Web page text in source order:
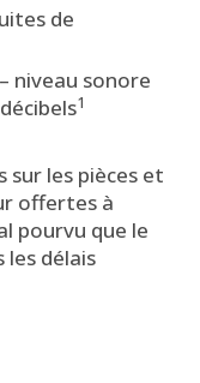
de
niveau sonore
1
sur les pièces et
offertes à
pourvu que le
délais